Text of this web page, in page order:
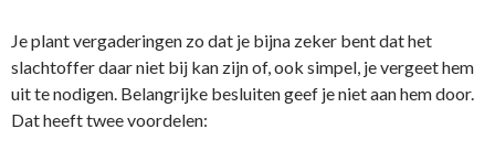
Je plant vergaderingen zo dat je bijna zeker bent dat het
slachtoffer daar niet bij kan zijn of, ook simpel, je vergeet hem
uit te nodigen. Belangrijke besluiten geef je niet aan hem door.
Dat heeft twee voordelen: